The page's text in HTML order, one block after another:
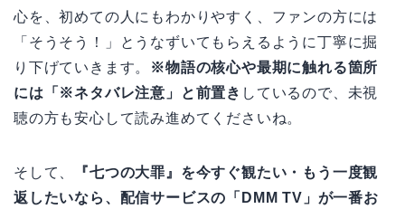
心を、初めての人にもわかりやすく、ファンの方には
「そうそう！」とうなずいてもらえるように丁寧に掘
り下げていきます。
※物語の核心や最期に触れる箇所
には「※ネタバレ注意」と前置き しているので、未視
聴の方も安心して読み進めてくださいね。
そして、
『七つの大罪』を今すぐ観たい・もう一度観
返したいなら、配信サービスの「DMM TV」が一番お